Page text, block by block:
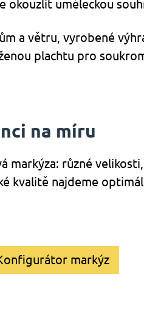
okouzlit uměleckou
a větru, vyrobené
plachtu pro
na míru
markýza: různé
kvalitě najdeme
markýz